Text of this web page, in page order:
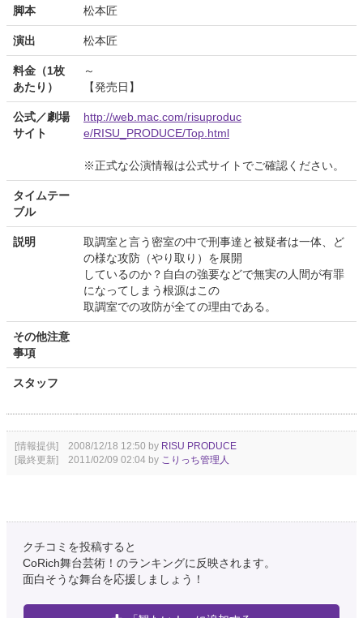
脚本 松本匠
演出 松本匠
料金（1枚
あたり）
～
【発売日】
公式／劇場
サイト
http://web.mac.com/risuproduc
e/RISU_PRODUCE/Top.html
※正式な公演情報は公式サイトでご確認ください。
タイムテー
ブル
説明
取調室と言う密室の中で刑事達と被疑者は一体、ど
の様な攻防（やり取り）を展開
しているのか？自白の強要などで無実の人間が有罪
になってしまう根源はこの
取調室での攻防が全ての理由である。
その他注意
事項
スタッフ
[情報提供] 2008/12/18 12:50 by RISU PRODUCE
[最終更新] 2011/02/09 02:04 by こりっち管理人
クチコミを投稿すると
CoRich舞台芸術！のランキングに反映されます。
面白そうな舞台を応援しましょう！